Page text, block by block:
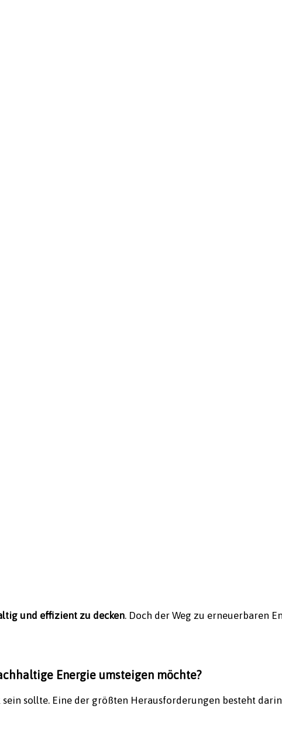
und effizient zu decken. Doch der Weg zu erneuerbaren
Energie umsteigen möchte?
sollte. Eine der größten Herausforderungen besteht